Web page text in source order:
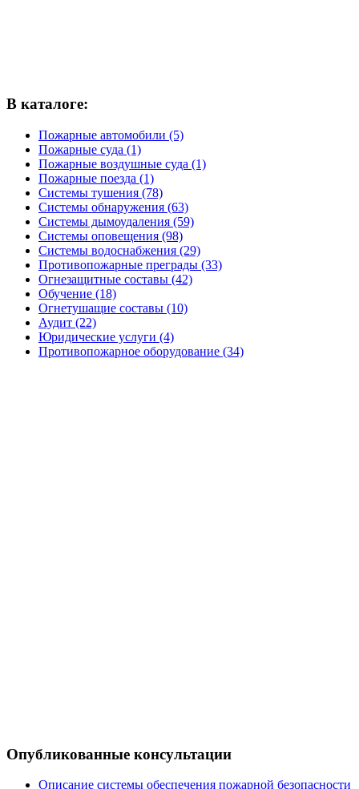
В каталоге:
Пожарные автомобили (5)
Пожарные суда (1)
Пожарные воздушные суда (1)
Пожарные поезда (1)
Системы тушения (78)
Системы обнаружения (63)
Системы дымоудаления (59)
Системы оповещения (98)
Системы водоснабжения (29)
Противопожарные преграды (33)
Огнезащитные составы (42)
Обучение (18)
Огнетушащие составы (10)
Аудит (22)
Юридические услуги (4)
Противопожарное оборудование (34)
Опубликованные консультации
Описание системы обеспечения пожарной безопасности